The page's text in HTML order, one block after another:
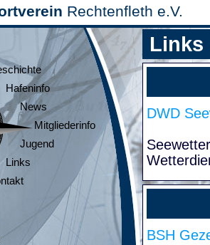
Rechtenfleth e.V.
Hafeninfo
News
Mitgliederinfo
Jugend
Links
Links
DWD
BSH